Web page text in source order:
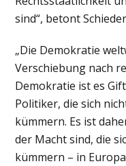
sind“, betont
„Die Demokratie
Verschiebung nach
Demokratie ist es
Politiker, die sich
kümmern. Es ist
der Macht sind, die
kümmern – in